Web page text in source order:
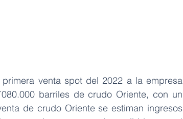
venta spot del 2022 a la empresa
barriles de crudo Oriente, con un
de crudo Oriente se estiman ingresos